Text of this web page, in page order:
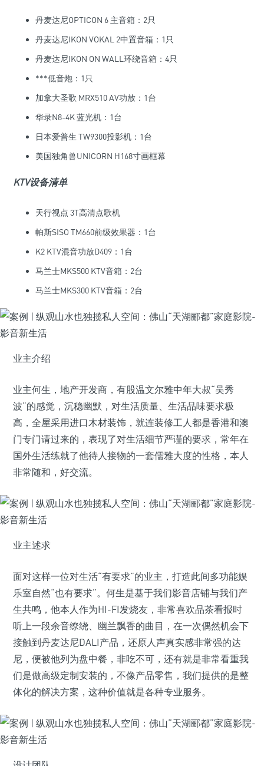
丹麦达尼OPTICON 6 主音箱：2只
丹麦达尼IKON VOKAL 2中置音箱：1只
丹麦达尼IKON ON WALL环绕音箱：4只
***低音炮：1只
加拿大圣歌 MRX510 AV功放：1台
华录N8-4K 蓝光机：1台
日本爱普生 TW9300投影机：1台
美国独角兽UNICORN H168寸画框幕
KTV设备清单
天行视点 3T高清点歌机
帕斯SISO TM660前级效果器：1台
K2 KTV混音功放D409：1台
马兰士MKS500 KTV音箱：2台
马兰士MKS300 KTV音箱：2台
业主介绍
业主何生，地产开发商，有股温文尔雅中年大叔“吴秀
波”的感觉，沉稳幽默，对生活质量、生活品味要求极
高，全屋采用进口木材装饰，就连装修工人都是香港和澳
门专门请过来的，表现了对生活细节严谨的要求，常年在
国外生活练就了他待人接物的一套儒雅大度的性格，本人
非常随和，好交流。
业主述求
面对这样一位对生活“有要求”的业主，打造此间多功能娱
乐室自然“也有要求”。何生是基于我们影音店铺与我们产
生共鸣，他本人作为HI-FI发烧友，非常喜欢品茶看报时
听上一段余音缭绕、幽兰飘香的曲目，在一次偶然机会下
接触到丹麦达尼DALI产品，还原人声真实感非常强的达
尼，便被他列为盘中餐，非吃不可，还有就是非常看重我
们是做高级定制安装的，不像产品零售，我们提供的是整
体化的解决方案，这种价值就是各种专业服务。